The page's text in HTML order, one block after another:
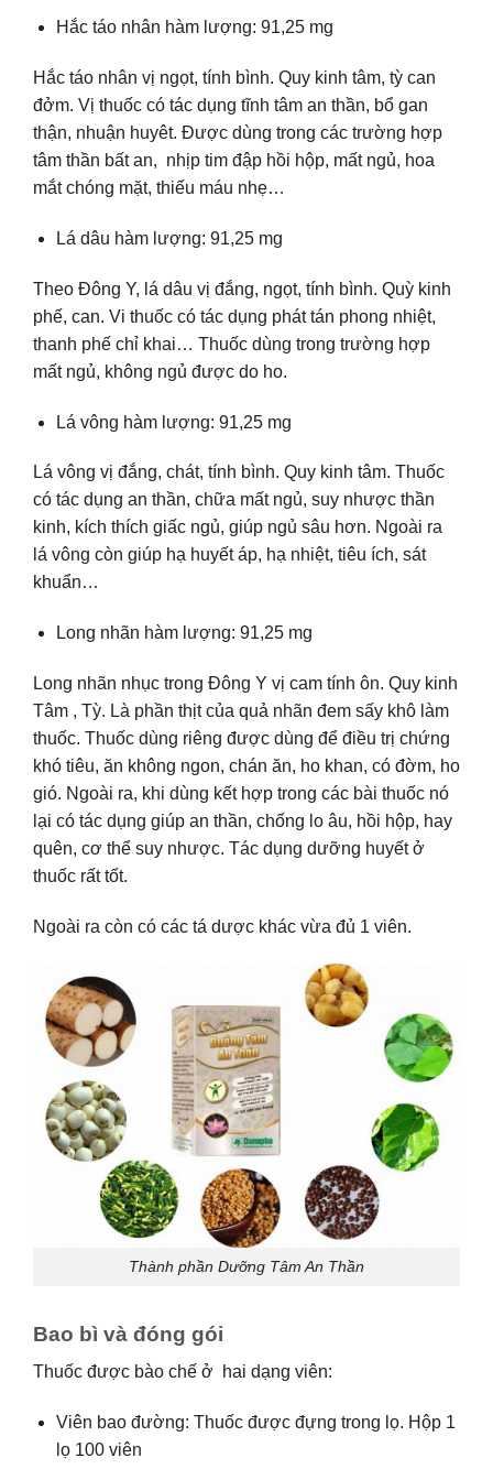
Hắc táo nhân hàm lượng: 91,25 mg
Hắc táo nhân vị ngọt, tính bình. Quy kinh tâm, tỳ can
đởm. Vị thuốc có tác dụng tĩnh tâm an thần, bổ gan
thận, nhuận huyêt. Được dùng trong các trường hợp
tâm thần bất an, nhịp tim đập hồi hộp, mất ngủ, hoa
mắt chóng mặt, thiếu máu nhẹ…
Lá dâu hàm lượng: 91,25 mg
Theo Đông Y, lá dâu vị đắng, ngọt, tính bình. Quỳ kinh
phế, can. Vi thuốc có tác dụng phát tán phong nhiệt,
thanh phế chỉ khai… Thuốc dùng trong trường hợp
mất ngủ, không ngủ được do ho.
Lá vông hàm lượng: 91,25 mg
Lá vông vị đắng, chát, tính bình. Quy kinh tâm. Thuốc
có tác dụng an thần, chữa mất ngủ, suy nhược thần
kinh, kích thích giấc ngủ, giúp ngủ sâu hơn. Ngoài ra
lá vông còn giúp hạ huyết áp, hạ nhiệt, tiêu ích, sát
khuẩn…
Long nhãn hàm lượng: 91,25 mg
Long nhãn nhục trong Đông Y vị cam tính ôn. Quy kinh
Tâm , Tỳ. Là phần thịt của quả nhãn đem sấy khô làm
thuốc. Thuốc dùng riêng được dùng để điều trị chứng
khó tiêu, ăn không ngon, chán ăn, ho khan, có đờm, ho
gió. Ngoài ra, khi dùng kết hợp trong các bài thuốc nó
lại có tác dụng giúp an thần, chống lo âu, hồi hộp, hay
quên, cơ thể suy nhược. Tác dụng dưỡng huyết ở
thuốc rất tốt.
Ngoài ra còn có các tá dược khác vừa đủ 1 viên.
Thành phần Dưỡng Tâm An Thần
Bao bì và đóng gói
Thuốc được bào chế ở hai dạng viên:
Viên bao đường: Thuốc được đựng trong lọ. Hộp 1
lọ 100 viên